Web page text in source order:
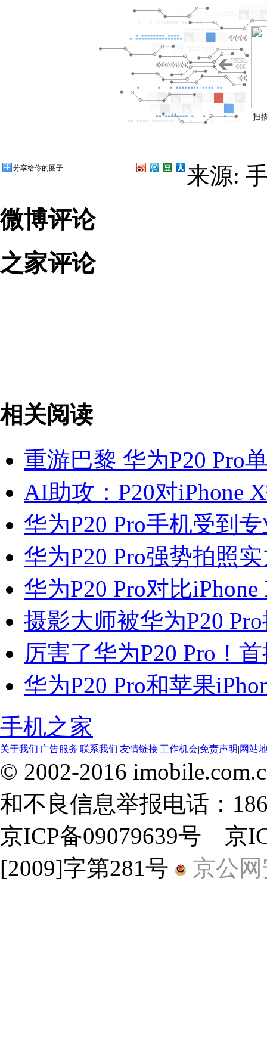
扫
分享给你的圈子 来源:
微博评论
之家评论
相关阅读
重游巴黎 华为P20 Pro
AI助攻：P20对iPhone
华为P20 Pro手机受到
华为P20 Pro强势拍照
华为P20 Pro对比
摄影大师被华为P20
厉害了华为P20 Pro！
华为P20 Pro和苹果
手机之家
关于我们|广告服务|联系我们|友情链接|工作机会|免责声明|网站
© 2002-2016
和不良信息举报电话：
京ICP备09079639号 京
[2009]字第281号
京公网